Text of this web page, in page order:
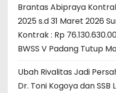
Brantas Abipraya
2025 s.d 31 Maret 2026
Kontrak : Rp
BWSS V Padang Tutup
Ubah Rivalitas Jadi
Dr. Toni Kogoya dan